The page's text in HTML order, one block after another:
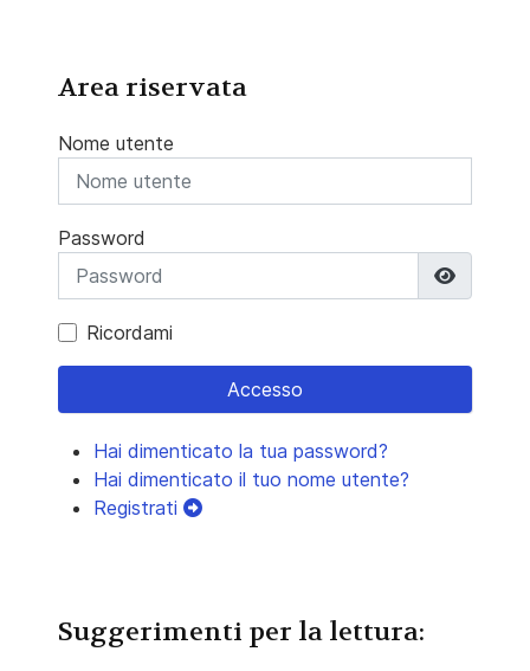
Area riservata
Nome utente
Password
Ricordami
Accesso
Hai dimenticato la tua password?
Hai dimenticato il tuo nome utente?
Registrati
Suggerimenti per la lettura: